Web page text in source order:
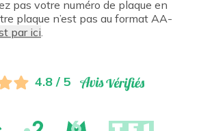
pas votre numéro de plaque en
plaque n’est pas au format AA-
par ici
4.8 / 5